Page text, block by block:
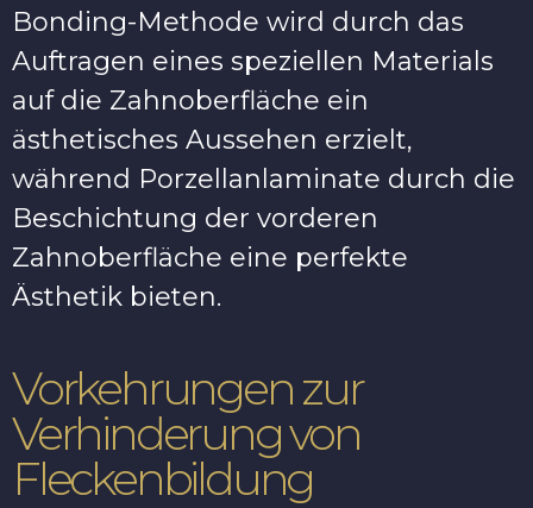
Bonding-Methode wird durch das
Auftragen eines speziellen Materials
auf die Zahnoberfläche ein
ästhetisches Aussehen erzielt,
während Porzellanlaminate durch die
Beschichtung der vorderen
Zahnoberfläche eine perfekte
Ästhetik bieten.
Vorkehrungen zur
Verhinderung von
Fleckenbildung